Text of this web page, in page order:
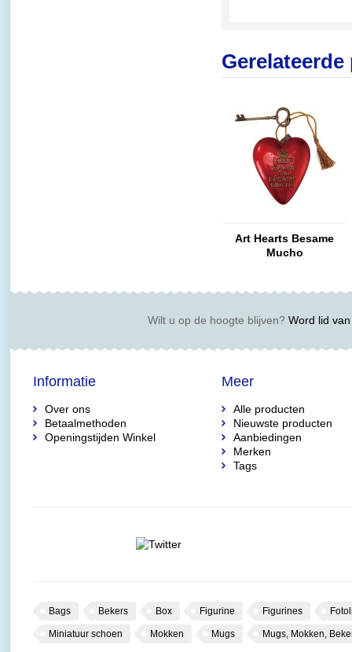
Art Hearts Besame
Mucho
Wilt u op de hoogte blijven?Word lid van
Informatie
Over ons
Betaalmethoden
Openingstijden Winkel
Meer
Alle producten
Nieuwste producten
Aanbiedingen
Merken
Tags
Bags Bekers Box Figurine Figurines
Miniatuur schoen Mokken Mugs Mugs, Mokken,